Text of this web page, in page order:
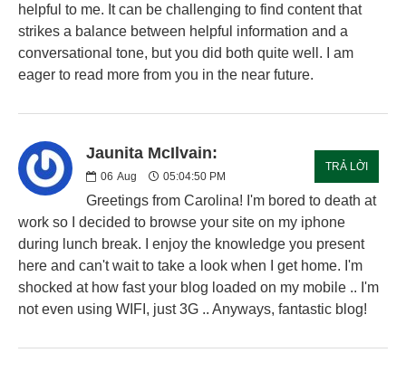
helpful to me. It can be challenging to find content that
strikes a balance between helpful information and a
conversational tone, but you did both quite well. I am
eager to read more from you in the near future.
Jaunita McIlvain:
06 Aug 05:04:50 PM
TRẢ LỜI
Greetings from Carolina! I'm bored to death at
work so I decided to browse your site on my iphone
during lunch break. I enjoy the knowledge you present
here and can't wait to take a look when I get home. I'm
shocked at how fast your blog loaded on my mobile .. I'm
not even using WIFI, just 3G .. Anyways, fantastic blog!